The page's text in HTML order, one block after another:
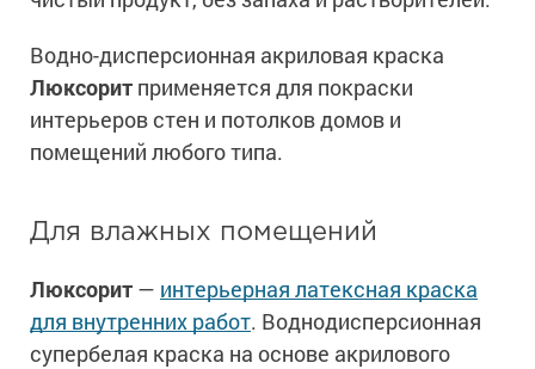
Водно-дисперсионная акриловая краска
Люксорит применяется для покраски
интерьеров стен и потолков домов и
помещений любого типа.
Для влажных помещений
Люксорит — интерьерная латексная краска
для внутренних работ. Воднодисперсионная
супербелая краска на основе акрилового